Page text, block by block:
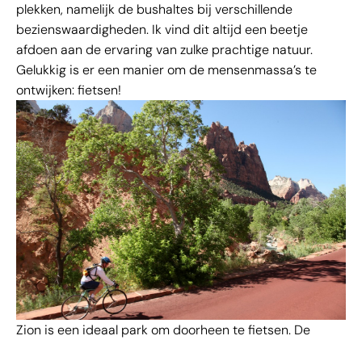
plekken, namelijk de bushaltes bij verschillende
bezienswaardigheden. Ik vind dit altijd een beetje
afdoen aan de ervaring van zulke prachtige natuur.
Gelukkig is er een manier om de mensenmassa’s te
ontwijken: fietsen!
Zion is een ideaal park om doorheen te fietsen. De